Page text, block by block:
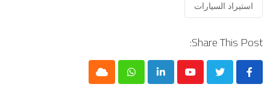
استيراد السيارات
Share This Post:
Youtube
LinkedIn
Whatsapp
Cloud